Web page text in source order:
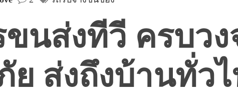
นส่งทีวี ครบวง
ย ส่งถึงบ้านทั่ว